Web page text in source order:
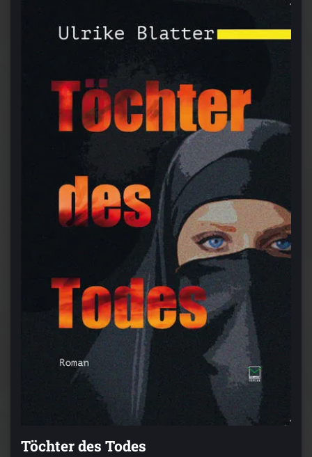
Töchter des Todes